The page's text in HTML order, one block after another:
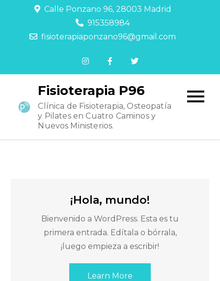
Calle Ponzano 96, 28003 Madrid
915358984
fisioterapiaponzano96@gmail.com
Fisioterapia P96
Clínica de Fisioterapia, Osteopatía
y Pilates en Cuatro Caminos y
Nuevos Ministerios.
¡Hola, mundo!
Bienvenido a WordPress. Esta es tu
primera entrada. Edítala o bórrala,
¡luego empieza a escribir!
Learn More